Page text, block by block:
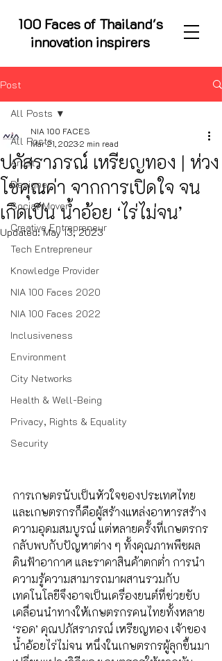
100 Faces of Thailand's
innovation inspirers
Post
All Posts
Artist
Designer
Social Mover
Creative Entrepreneur
Tech Entrepreneur
Knowledge Provider
NIA 100 Faces 2020
NIA 100 Faces 2022
Inclusiveness
Environment
City Networks
Health & Well-Being
Privacy, Rights & Equality
Security
All Posts
ปภัสราภรณ์ เหรียญทอง | ห่วง
โซ่คุณค่า จากการเปิดใจ จน
เกิดเป็น น้ำอ้อย ‘ไร่ไม่จน’
NIA 100 FACES
Mar 21, 20232 min read
Updated:May 13, 2023
การเกษตรนับเป็นหัวใจของประเทศไทย
และเกษตรกรก็คือผู้สร้างแหล่งอาหารสร้าง
ความอุดมสมบูรณ์ แต่หลายครั้งที่เกษตรกร
กลับพบกับปัญหาต่าง ๆ ทั้งคุณภาพพืชผล
ดินฟ้าอากาศ และราคาสินค้าตกต่ำ การนำ
ความรู้ความสามารถมาผสานรวมกับ
เทคโนโลยีจึงอาจเป็นเครื่องยนต์ที่ช่วยขับ
เคลื่อนนำทางให้เกษตรกรคนไทยทั้งหลาย
‘รอด’ คุณปภัสราภรณ์ เหรียญทอง เจ้าของ
น้ำอ้อยไร่ไม่จน หนึ่งในเกษตรกรผู้ลุกขึ้นมา